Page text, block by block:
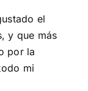
el
y que más
por la
mi